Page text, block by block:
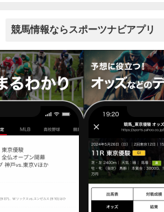
競馬情報ならスポーツナビアプリ